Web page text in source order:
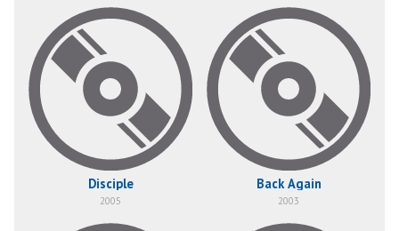
Disciple
2005
Back Again
2003